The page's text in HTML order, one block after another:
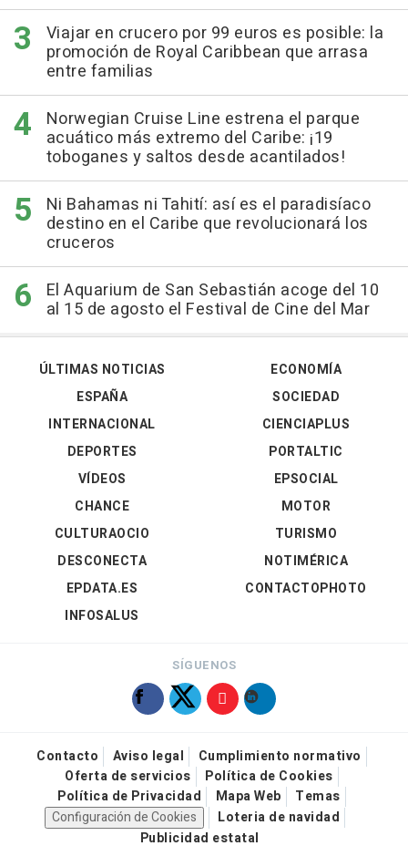
Viajar en crucero por 99 euros es posible: la
promoción de Royal Caribbean que arrasa
entre familias
Norwegian Cruise Line estrena el parque
acuático más extremo del Caribe: ¡19
toboganes y saltos desde acantilados!
Ni Bahamas ni Tahití: así es el paradisíaco
destino en el Caribe que revolucionará los
cruceros
El Aquarium de San Sebastián acoge del 10
al 15 de agosto el Festival de Cine del Mar
ÚLTIMAS NOTICIAS
ESPAÑA
INTERNACIONAL
DEPORTES
VÍDEOS
ECONOMÍA
SOCIEDAD
CIENCIAPLUS
PORTALTIC
EPSOCIAL
CHANCE
CULTURAOCIO
DESCONECTA
EPDATA.ES
INFOSALUS
MOTOR
TURISMO
NOTIMÉRICA
CONTACTOPHOTO
SÍGUENOS
Contacto Aviso legal
Cumplimiento normativo
Oferta de servicios
Política de Cookies
Política de Privacidad
Mapa Web
Temas
Configuración de Cookies
Loteria de navidad
Publicidad estatal